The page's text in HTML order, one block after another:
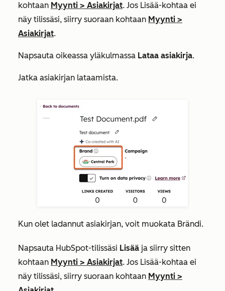
kohtaan Myynti > Asiakirjat. Jos Lisää-kohtaa ei
näy tilissäsi, siirry suoraan kohtaan Myynti >
Asiakirjat.
Napsauta oikeassa yläkulmassa Lataa asiakirja.
Jatka asiakirjan lataamista.
Kun olet ladannut asiakirjan, voit muokata Brändi.
Napsauta HubSpot-tilissäsi Lisää ja siirry sitten
kohtaan Myynti > Asiakirjat. Jos Lisää-kohtaa ei
näy tilissäsi, siirry suoraan kohtaan Myynti >